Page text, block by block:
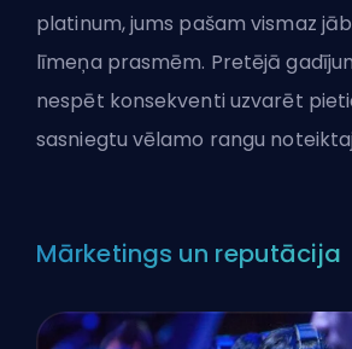
platinum, jums pašam vismaz
līmeņa prasmēm. Pretējā
nespēt konsekventi uzvarēt
sasniegtu vēlamo rangu
Mārketings un reputācija